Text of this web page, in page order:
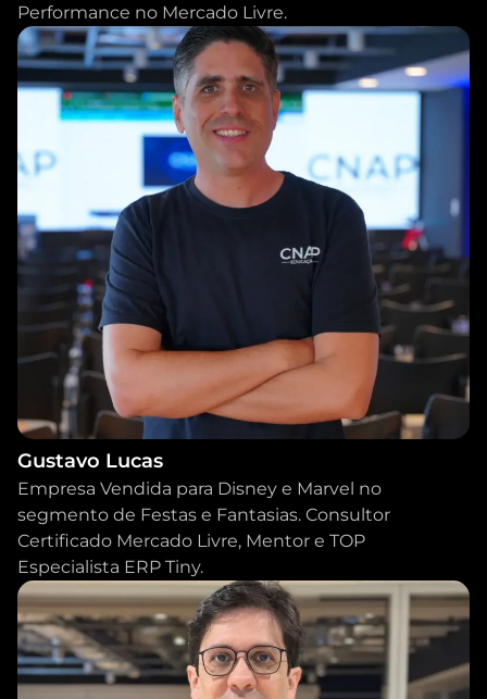
Performance no Mercado Livre.
Gustavo Lucas
Empresa Vendida para Disney e Marvel no
segmento de Festas e Fantasias. Consultor
Certificado Mercado Livre, Mentor e TOP
Especialista ERP Tiny.